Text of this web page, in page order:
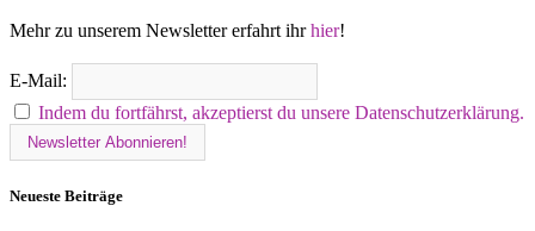
Mehr zu unserem Newsletter erfahrt ihrhier!
E-Mail:
Indem du fortfährst, akzeptierst du unsere Datenschutzerklärung.
Neueste Beiträge